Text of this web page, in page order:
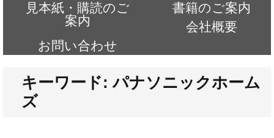
見本紙・購読のご
案内
書籍のご案内
会社概要
お問い合わせ
キーワード: パナソニックホーム
ズ